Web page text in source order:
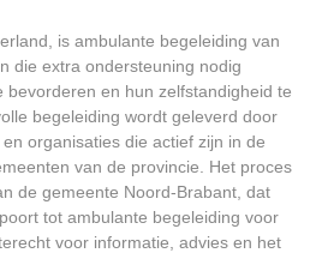
is ambulante begeleiding van
die extra ondersteuning nodig
bevorderen en hun zelfstandigheid te
begeleiding wordt geleverd door
organisaties die actief zijn in de
van de provincie. Het proces
de gemeente Noord-Brabant, dat
tot ambulante begeleiding voor
voor informatie, advies en het